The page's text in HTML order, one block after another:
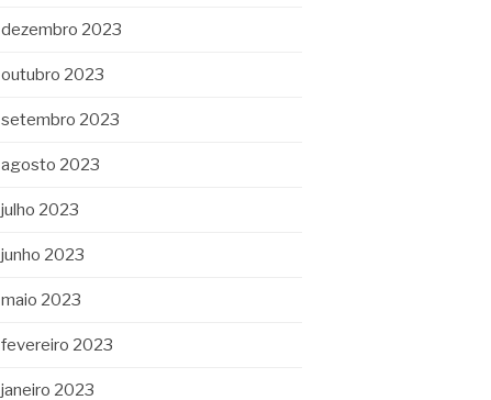
dezembro 2023
outubro 2023
setembro 2023
agosto 2023
julho 2023
junho 2023
maio 2023
fevereiro 2023
janeiro 2023